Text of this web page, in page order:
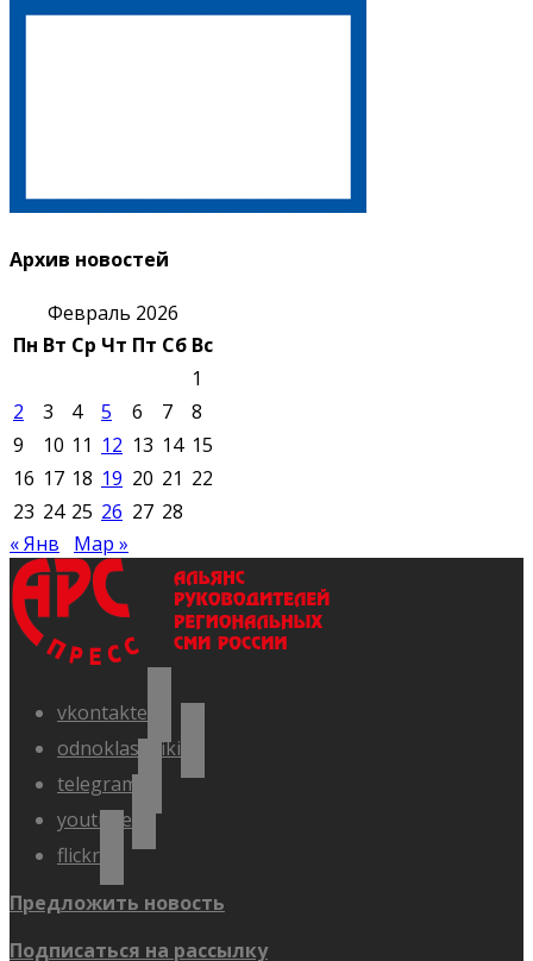
Архив новостей
Февраль 2026
Пн Вт Ср Чт Пт Сб Вс
1
2
3 4 5 6 7
8
9
10 11 12 13 14 15
16 17 18 19 20 21 22
23 24 25 26 27 28
« Янв
Мар »
vkontakte
odnoklassniki
telegram
youtube
flickr
Предложить новость
Подписаться на рассылку